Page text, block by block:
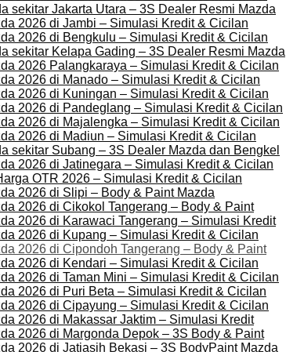
sekitar Jakarta Utara – 3S Dealer Resmi Mazda
2026 di Jambi – Simulasi Kredit & Cicilan
2026 di Bengkulu – Simulasi Kredit & Cicilan
sekitar Kelapa Gading – 3S Dealer Resmi Mazda
2026 Palangkaraya – Simulasi Kredit & Cicilan
2026 di Manado – Simulasi Kredit & Cicilan
2026 di Kuningan – Simulasi Kredit & Cicilan
2026 di Pandeglang – Simulasi Kredit & Cicilan
2026 di Majalengka – Simulasi Kredit & Cicilan
2026 di Madiun – Simulasi Kredit & Cicilan
sekitar Subang – 3S Dealer Mazda dan Bengkel
2026 di Jatinegara – Simulasi Kredit & Cicilan
OTR 2026 – Simulasi Kredit & Cicilan
2026 di Slipi – Body & Paint Mazda
2026 di Cikokol Tangerang – Body & Paint
2026 di Karawaci Tangerang – Simulasi Kredit
2026 di Kupang – Simulasi Kredit & Cicilan
2026 di Cipondoh Tangerang – Body & Paint
2026 di Kendari – Simulasi Kredit & Cicilan
2026 di Taman Mini – Simulasi Kredit & Cicilan
2026 di Puri Beta – Simulasi Kredit & Cicilan
2026 di Cipayung – Simulasi Kredit & Cicilan
2026 di Makassar Jaktim – Simulasi Kredit
2026 di Margonda Depok – 3S Body & Paint
2026 di Jatiasih Bekasi – 3S BodyPaint Mazda